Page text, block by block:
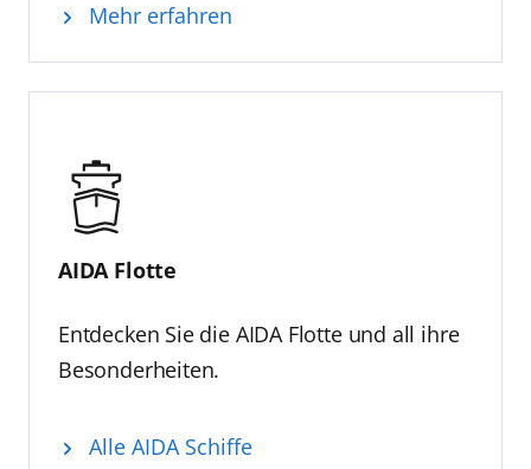
Mehr erfahren
AIDA Flotte
Entdecken Sie die AIDA Flotte und all ihre
Besonderheiten.
Alle AIDA Schiffe